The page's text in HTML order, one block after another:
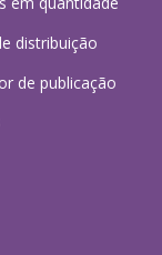
distribuição
de publicação